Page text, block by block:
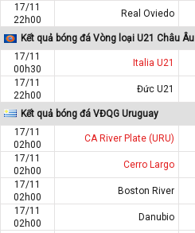
17/11
22h00
Real Oviedo
Kết quả bóng đá Vòng loại U21 Châu Âu
17/11
00h30
Italia U21
17/11
22h00
Đức U21
Kết quả bóng đá VĐQG Uruguay
17/11
02h00
CA River Plate (URU)
17/11
02h00
Cerro Largo
17/11
02h00
Boston River
17/11
02h00
Danubio